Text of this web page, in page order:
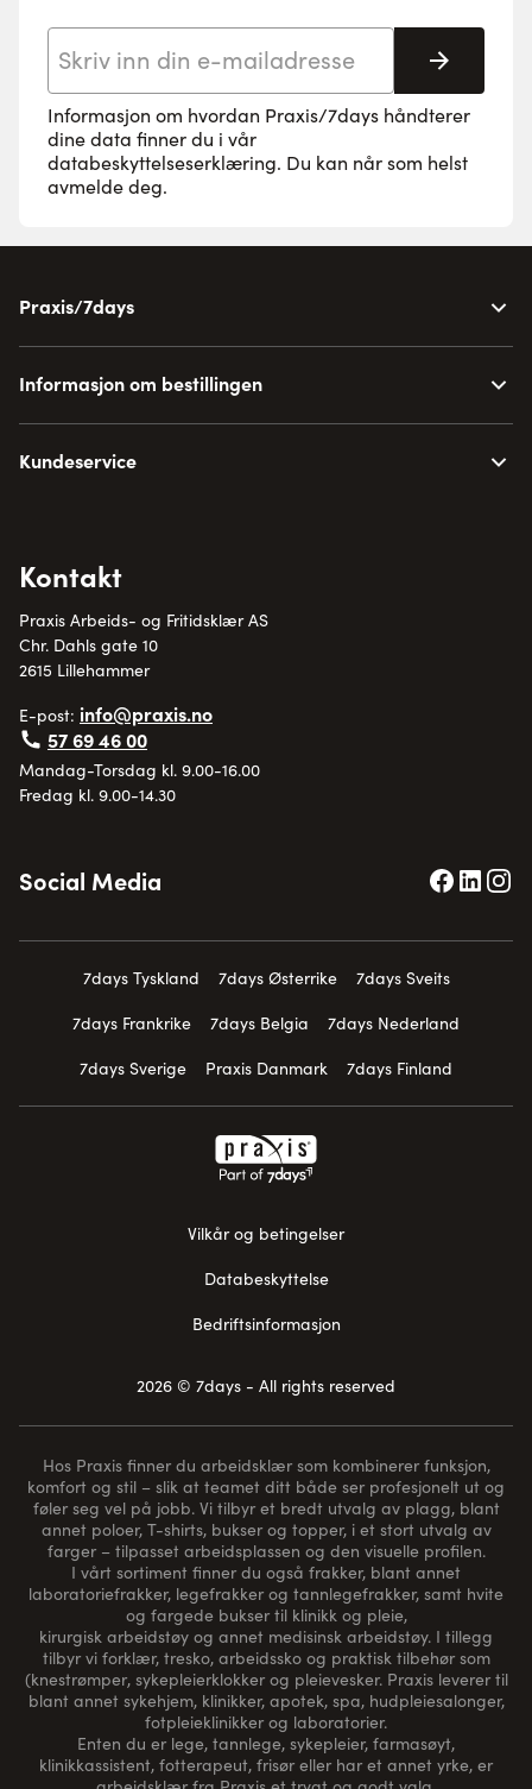
Informasjon om hvordan Praxis/7days håndterer
dine data finner du i vår
databeskyttelseserklæring. Du kan når som helst
avmelde deg.
Praxis/7days
Informasjon om bestillingen
Kundeservice
Kontakt
Praxis Arbeids- og Fritidsklær AS
Chr. Dahls gate 10
2615 Lillehammer
E-post: info@praxis.no
57 69 46 00
Mandag-Torsdag kl. 9.00-16.00
Fredag kl. 9.00-14.30
Social Media
7days Tyskland 7days Østerrike
7days Sveits
7days Frankrike
7days Belgia
7days Nederland
7days Sverige
Praxis Danmark 7days Finland
Vilkår og betingelser
Databeskyttelse
Bedriftsinformasjon
2026 © 7days - All rights reserved
Hos Praxis finner du arbeidsklær som kombinerer funksjon,
komfort og stil – slik at teamet ditt både ser profesjonelt ut og
føler seg vel på jobb. Vi tilbyr et bredt utvalg av plagg, blant
annet poloer, T-shirts, bukser og topper, i et stort utvalg av
farger – tilpasset arbeidsplassen og den visuelle profilen.
I vårt sortiment finner du også frakker, blant annet
laboratoriefrakker, legefrakker og tannlegefrakker, samt hvite
og fargede bukser til klinikk og pleie,
kirurgisk arbeidstøy og annet medisinsk arbeidstøy. I tillegg
tilbyr vi forklær, tresko, arbeidssko og praktisk tilbehør som
(knestrømper, sykepleierklokker og pleievesker. Praxis leverer til
blant annet sykehjem, klinikker, apotek, spa, hudpleiesalonger,
fotpleieklinikker og laboratorier.
Enten du er lege, tannlege, sykepleier, farmasøyt,
klinikkassistent, fotterapeut, frisør eller har et annet yrke, er